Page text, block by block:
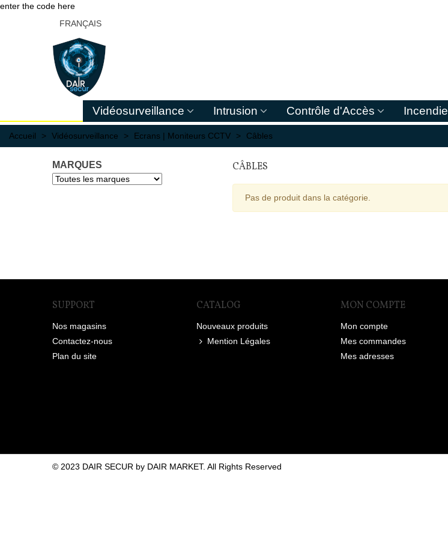
enter the code here
FRANÇAIS
Vidéosurveillance Intrusion Contrôle d'Accès Incendie
Accueil > Vidéosurveillance > Ecrans | Moniteurs CCTV > Câbles
MARQUES CÂBLES
Pas de produit dans la catégorie.
SUPPORT
Nos magasins
Contactez-nous
Plan du site
CATALOG
Nouveaux produits
Mention Légales
MON COMPTE
Mon compte
Mes commandes
Mes adresses
© 2023 DAIR SECUR by DAIR MARKET. All Rights Reserved